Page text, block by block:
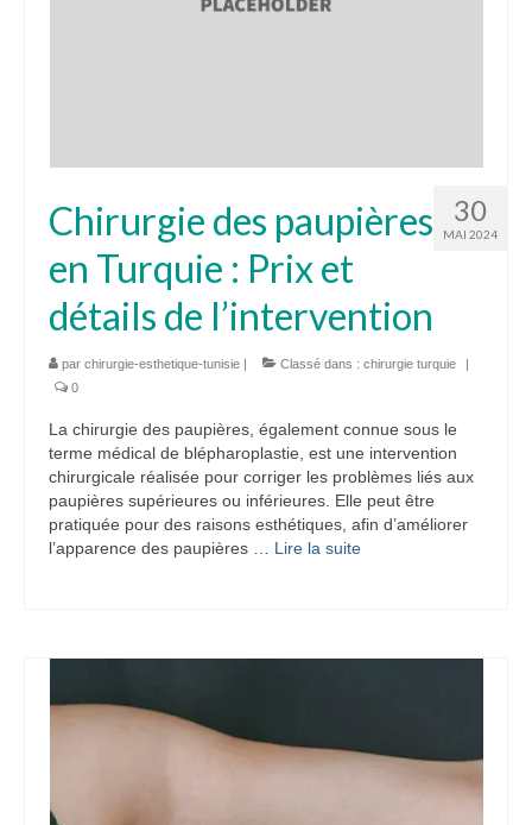
30
MAI 2024
Chirurgie des paupières
en Turquie : Prix et
détails de l’intervention
par chirurgie-esthetique-tunisie Classé dans : chirurgie turquie
0
La chirurgie des paupières, également connue sous le
terme médical de blépharoplastie, est une intervention
chirurgicale réalisée pour corriger les problèmes liés aux
paupières supérieures ou inférieures. Elle peut être
pratiquée pour des raisons esthétiques, afin d’améliorer
l’apparence des paupières … Lire la suite­­